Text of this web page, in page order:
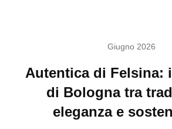
Giugno 2026
Autentica di Felsina:
di Bologna tra
eleganza e